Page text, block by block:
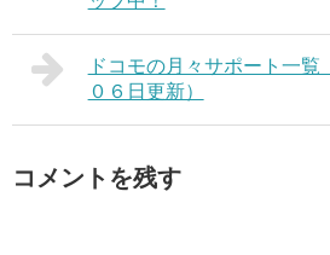
ドコモの月々サポート一覧
０６日更新）
コメントを残す